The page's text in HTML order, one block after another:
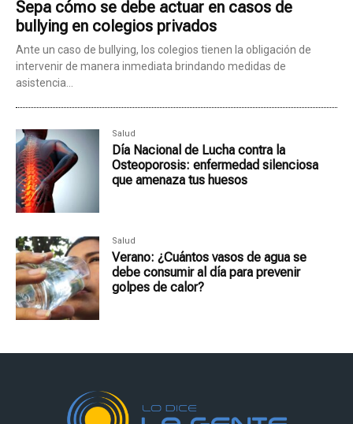
Sepa cómo se debe actuar en casos de
bullying en colegios privados
Ante un caso de bullying, los colegios tienen la obligación de
intervenir de manera inmediata brindando medidas de
asistencia...
Salud
Día Nacional de Lucha contra la
Osteoporosis: enfermedad silenciosa
que amenaza tus huesos
Salud
Verano: ¿Cuántos vasos de agua se
debe consumir al día para prevenir
golpes de calor?